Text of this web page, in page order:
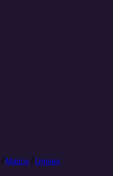
/ Majice / Unisex